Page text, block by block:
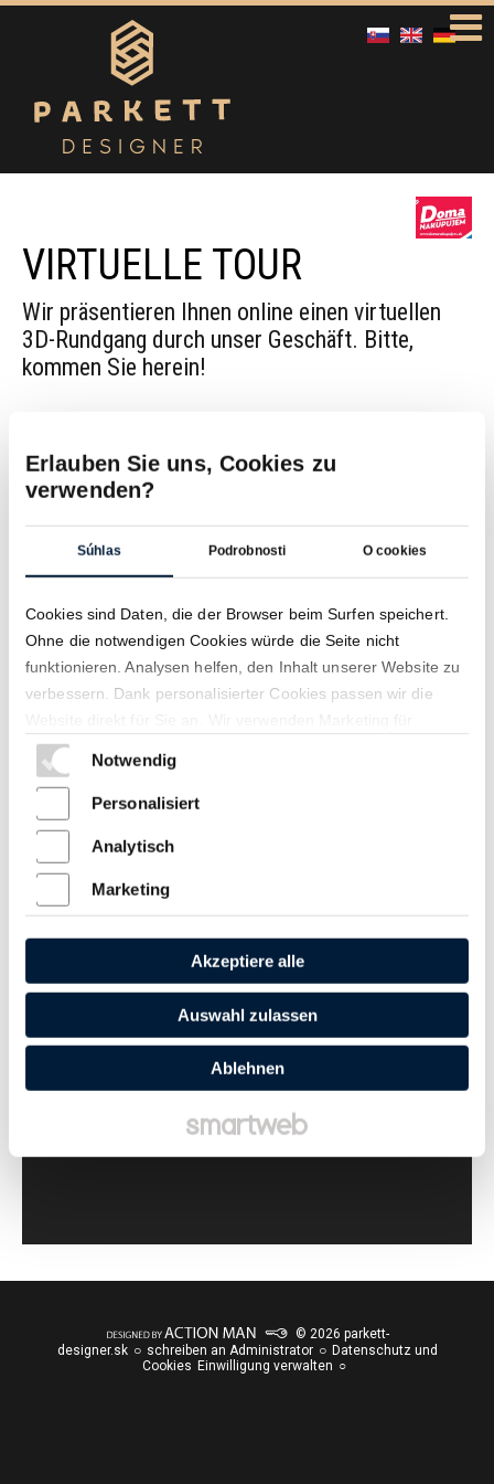
VIRTUELLE TOUR
Wir präsentieren Ihnen online einen virtuellen
3D-Rundgang durch unser Geschäft. Bitte,
kommen Sie herein!
Erlauben Sie uns, Cookies zu
verwenden?
Súhlas Podrobnosti O cookies
Cookies sind Daten, die der Browser beim Surfen speichert.
Ohne die notwendigen Cookies würde die Seite nicht
funktionieren. Analysen helfen, den Inhalt unserer Website zu
verbessern. Dank personalisierter Cookies passen wir die
Marketingzwecke und Ad-Targeting. Ihre Einwilligung ist uns
wichtig, damit wir Ihnen die bestmöglichen Inhalte anbieten
Viac informácií o tom, ako Google používa vaše údaje, nájdete na
Ochrana súkromia a Zmluvné podmienky
Notwendig
Personalisiert
Analytisch
Marketing
Ablehnen
Auswahl zulassen
Akzeptiere alle
© 2026 parkett-
designer.sk
schreiben an Administrator
Datenschutz und
Cookies Einwilligung verwalten